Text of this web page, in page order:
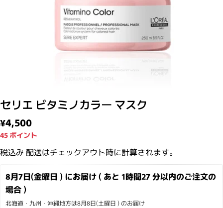
セリエ ビタミノカラー マスク
通常価格
¥4,500
45ポイント
税込み配送はチェックアウト時に計算されます。
8月7日(金曜日 ) にお届け ( あと 1時間27 分以内のご注文の
場合 )
北海道・九州・沖縄地方は8月8日(土曜日 ) のお届け